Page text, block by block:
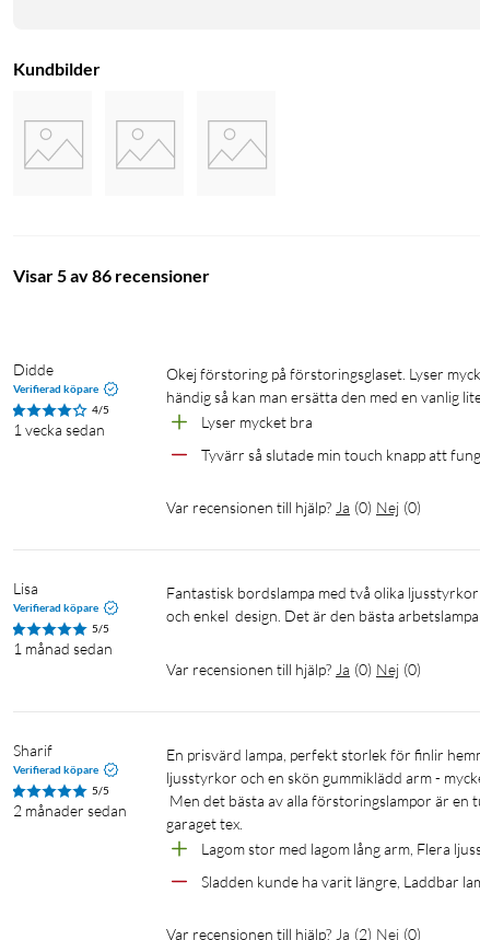
Kundbilder
Visar 5 av 86 recensioner
Didde
Verifierad köpare
4/5
1 vecka sedan
Okej förstoring på förstoringsglaset. Lyser mycket bra. Tyvärr så slutade min touch-knapp fungera men är man det minsta
händig så kan man ersätta den med en vanlig
Lyser mycket bra
Tyvärr så slutade min touch knapp att
Var recensionen till hjälp? Ja (0) Nej (0)
Lisa
Verifierad köpare
5/5
1 månad sedan
Fantastisk bordslampa med två olika ljusstyrkor och förstoringsglas vid behov. Den väger lite och är lätt att flytta. Snygg
och enkel  design. Det är den bästa
Var recensionen till hjälp? Ja (0) Nej (0)
Sharif
Verifierad köpare
5/5
2 månader sedan
En prisvärd lampa, perfekt storlek för finlir hemma - inte för stor och inte för liten. Jag gillar att den har flera olika
ljusstyrkor och en skön gummiklädd arm -
garaget tex.
Lagom stor med lagom lång arm, Flera
Sladden kunde ha varit längre, Laddbar
Var recensionen till hjälp? Ja (2) Nej (0)